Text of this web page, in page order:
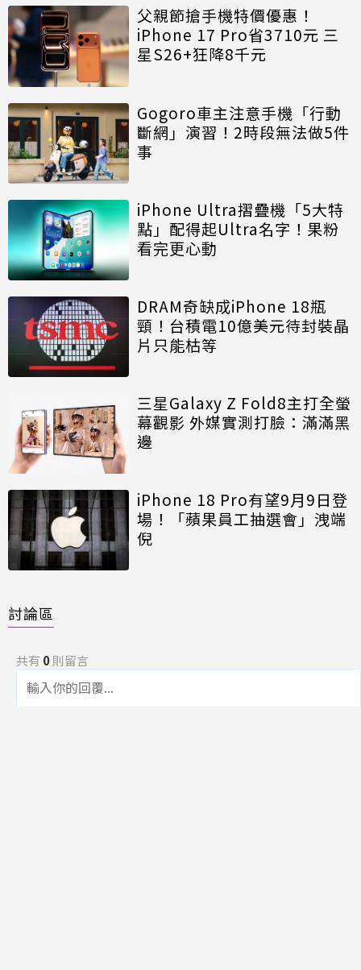
父親節搶手機特價優惠！
iPhone 17 Pro省3710元 三
星S26+狂降8千元
Gogoro車主注意手機「行動
斷網」演習！2時段無法做5件
事
iPhone Ultra摺疊機「5大特
點」配得起Ultra名字！果粉
看完更心動
DRAM奇缺成iPhone 18瓶
頸！台積電10億美元待封裝晶
片只能枯等
三星Galaxy Z Fold8主打全螢
幕觀影 外媒實測打臉：滿滿黑
邊
iPhone 18 Pro有望9月9日登
場！「蘋果員工抽選會」洩端
倪
討論區
共有 0則留言